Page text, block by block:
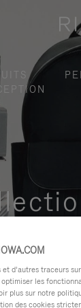
élégante
d’autres traceurs
les
plus sur notre
des cookies